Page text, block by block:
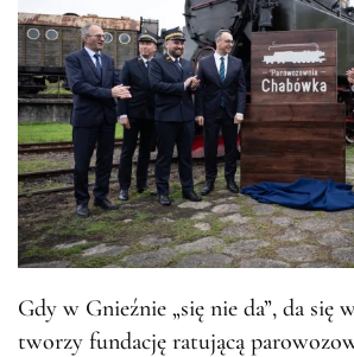
Gdy w Gnieźnie „się nie da”, da się
tworzy fundację ratującą